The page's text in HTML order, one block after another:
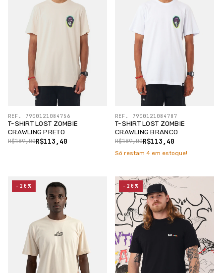
T-SHIRT LOST ZOMBIE
CRAWLING PRETO
R$113,40
R$189,00
REF. 7900121084756
T-SHIRT LOST ZOMBIE
CRAWLING BRANCO
R$113,40
R$189,00
REF. 7900121084787
Só restam 4 em estoque!
-20% -20%